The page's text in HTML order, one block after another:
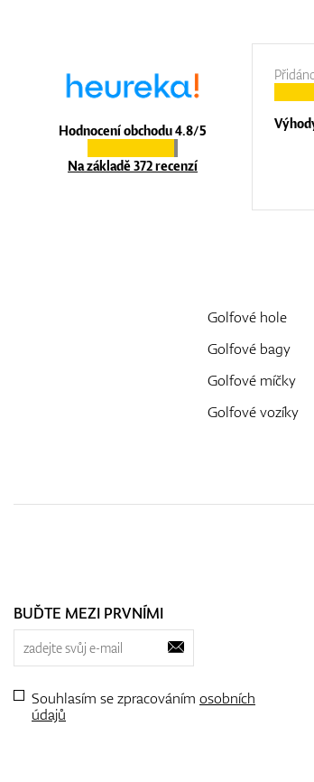
Hodnocení obchodu 4.8/5
Na základě 372 recenzí
Golfové hole
Golfové bagy
Golfové míčky
Golfové vozíky
BUĎTE MEZI PRVNÍMI
Souhlasím se zpracováním osobních
údajů